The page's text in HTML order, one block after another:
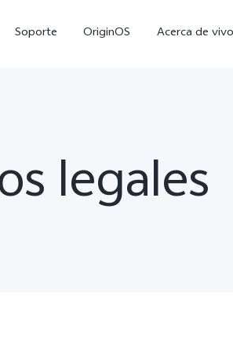
Soporte OriginOS Acerca de vivo
legales